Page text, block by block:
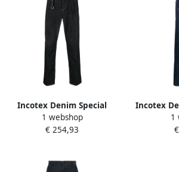
Incotex Denim Special
Edition Jeans Blue Heren
1 webshop
€ 254,93
Incotex
1